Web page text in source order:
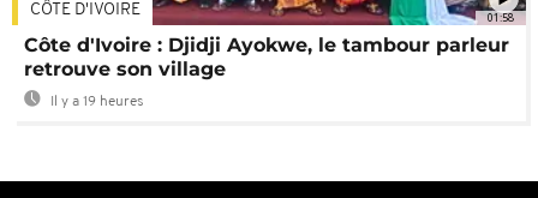
01:58
CÔTE D'IVOIRE
Côte d'Ivoire : Djidji Ayokwe, le tambour parleur
retrouve son village
Il y a 19 heures